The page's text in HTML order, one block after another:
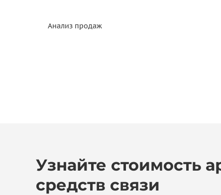
Анализ продаж
Узнайте стоимость
средств связи